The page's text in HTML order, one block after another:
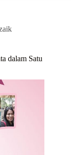
dalam Satu